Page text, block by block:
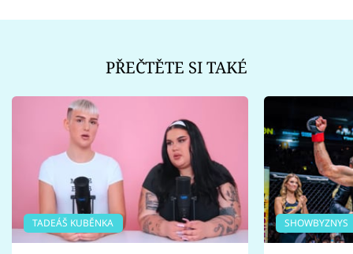
PŘEČTĚTE SI TAKÉ
TADEÁŠ KUBĚNKA SHOWBYZNYS